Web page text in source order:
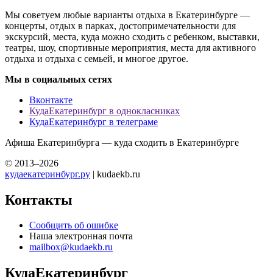
Мы советуем любые варианты отдыха в Екатеринбурге —
концерты, отдых в парках, достопримечательности для
экскурсий, места, куда можно сходить с ребенком, выставки,
театры, шоу, спортивные мероприятия, места для активного
отдыха и отдыха с семьей, и многое другое.
Мы в социальных сетях
Вконтакте
КудаЕкатеринбург в однокласниках
КудаЕкатеринбург в телеграме
Афиша Екатеринбурга — куда сходить в Екатеринбурге
© 2013–2026
кудаекатеринбург.ру | kudaekb.ru
Контакты
Сообщить об ошибке
Наша электронная почта
mailbox@kudaekb.ru
КудаЕкатеринбург